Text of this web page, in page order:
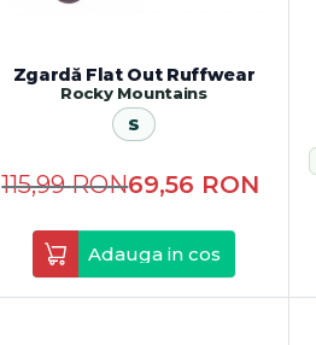
Zgardă Flat Out Ruffwear
Rocky Mountains
S
69,56 RON
115,99RON
Adauga in cos